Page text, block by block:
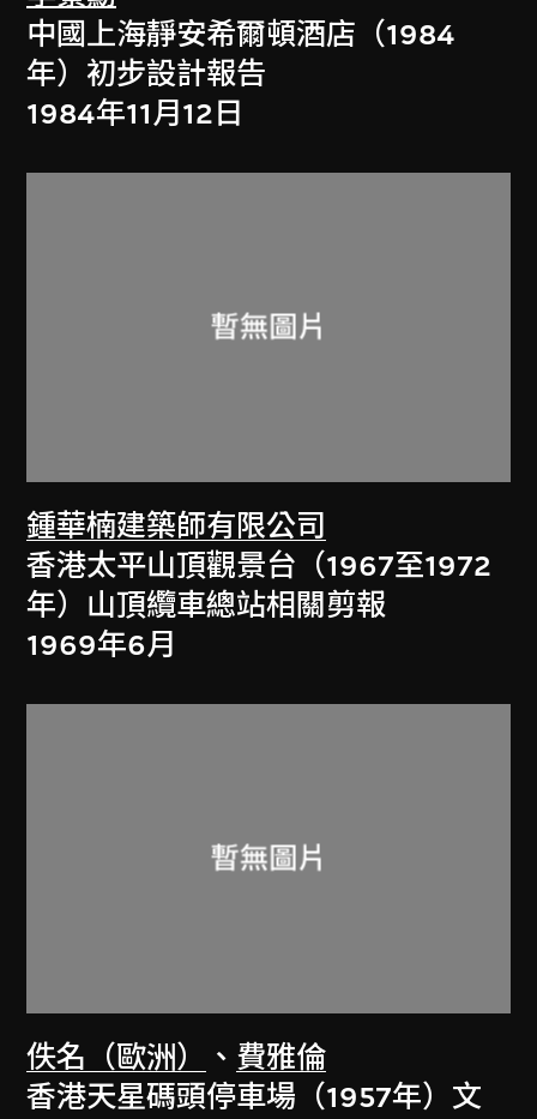
中國上海靜安希爾頓酒店（1984
年）初步設計報告
1984年11月12日
鍾華楠建築師有限公司
香港太平山頂觀景台（1967至1972
年）山頂纜車總站相關剪報
1969年6月
佚名（歐洲） 、 費雅倫
香港天星碼頭停車場（1957年）文